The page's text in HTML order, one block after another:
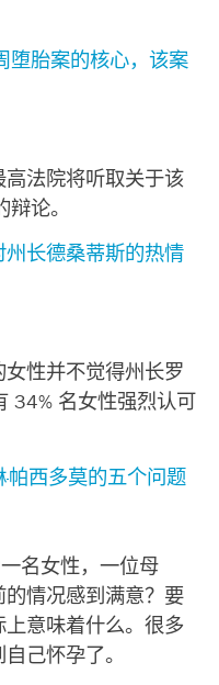
堕胎案的核心，该案
法院将听取关于该
论。
长德桑蒂斯的热情
性并不觉得州长罗
34% 名女性强烈认可
帕西多莫的五个问题
名女性，一位母
情况感到满意？要
意味着什么。很多
己怀孕了。